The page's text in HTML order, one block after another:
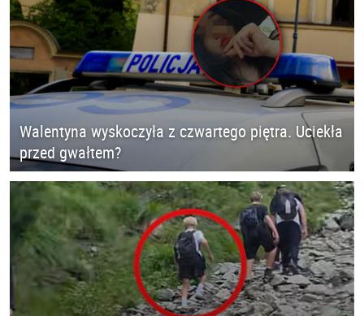
Walentyna wyskoczyła z czwartego piętra. Uciekła
przed gwałtem?